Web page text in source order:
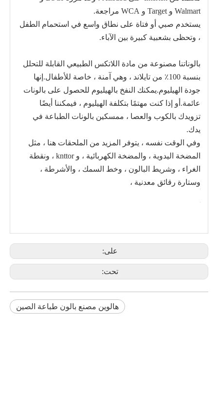
Walmart و Target و WCA مراجعة.
يستخدم صبي أو فتاة على نطاق واسع في استحمام الطفل
، وتحظى بشعبية كبيرة بين الآباء.
بالوناتنا مصنوعة من مادة اللاتكس الطبيعي القابلة للتحلل
بنسبة 100٪ من تايلاند ، وهي آمنة ، خاصة للأطفال.إنها
جودة الهيليوم.يمكنك النفخ بالهيليوم للحصول على بالونات
عائمة.أو إذا كنت مهتمًا بتكلفة الهيليوم ، فيمكننا أيضًا
تزويدك بالكوب والعصا ، ممسكين بالونات الطباعة في
يدك.
وفي الوقت نفسه ، يتوفر المزيد من الملحقات هنا ، مثل
المضخة اليدوية ، والمضخة الكهربائية ، و knttor ، ونقطة
الغراء ، وشريط البالون ، وخط السمك ، والأشرطة ،
وستارة رقائق معدنية ،
على:
تحت:
هالوين مصنع بالون طباعة الصين